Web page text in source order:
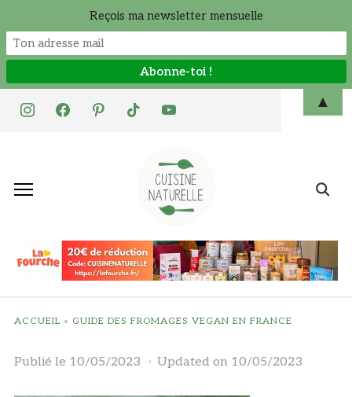
instagramfacebookpinteresttiktok youtube
Search
ACCUEIL » GUIDE DES FROMAGES VEGAN EN FRANCE
Publié le 10/05/2023 Updated on 10/05/2023
Reçois ma newsletter mensuelle
▲